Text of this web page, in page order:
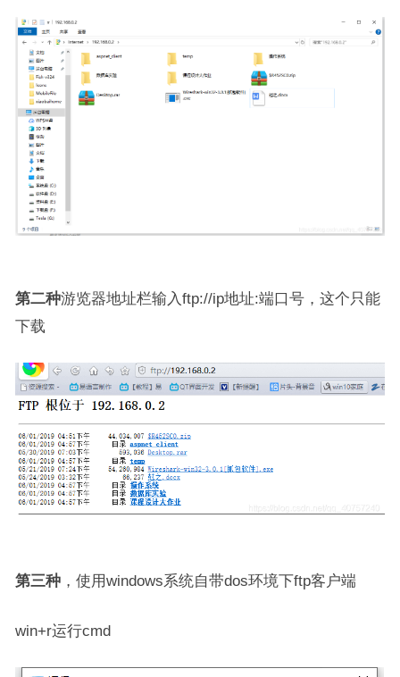
第二种游览器地址栏输入ftp://ip地址:端口号，这个只能
下载
第三种，使用windows系统自带dos环境下ftp客户端
win+r运行cmd